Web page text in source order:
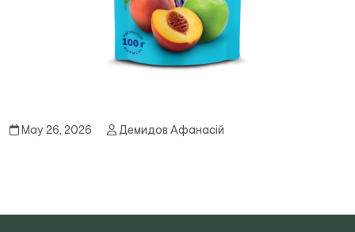
May 26, 2026 Демидов Афанасій